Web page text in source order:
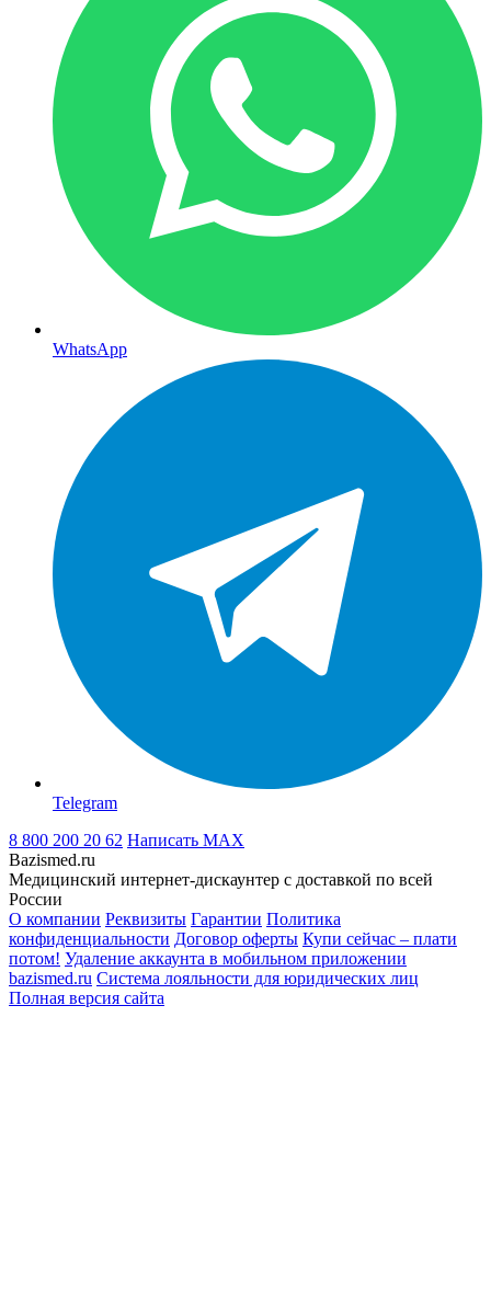
WhatsApp
Telegram
8 800 200 20 62 Написать MAX
Bazismed.ru
Медицинский интернет-дискаунтер с доставкой по всей
России
О компании Реквизиты Гарантии Политика
конфиденциальности Договор оферты Купи сейчас – плати
потом! Удаление аккаунта в мобильном приложении
bazismed.ru Система лояльности для юридических лиц
Полная версия сайта